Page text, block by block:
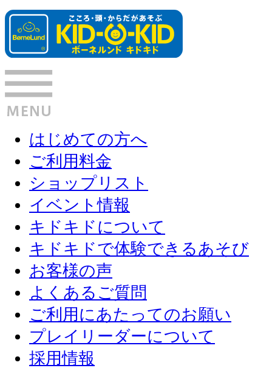
はじめての方へ
ご利用料金
ショップリスト
イベント情報
キドキドについて
キドキドで体験できるあそび
お客様の声
よくあるご質問
ご利用にあたってのお願い
プレイリーダーについて
採用情報